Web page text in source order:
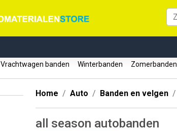
Vrachtwagen banden Winterbanden Zomerbanden
Home Auto Banden en velgen
all season autobanden